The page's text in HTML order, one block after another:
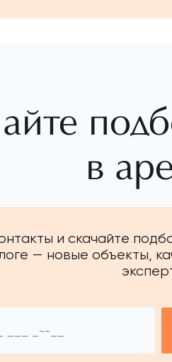
в
и скачайте
— новые объекты,